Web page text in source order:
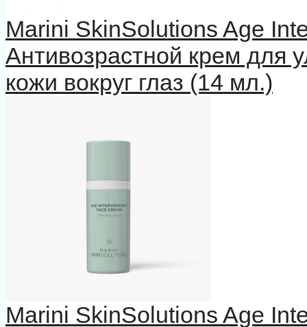
Marini SkinSolutions Age
Антивозрастной крем для
кожи вокруг глаз (14 мл.)
Marini SkinSolutions Age